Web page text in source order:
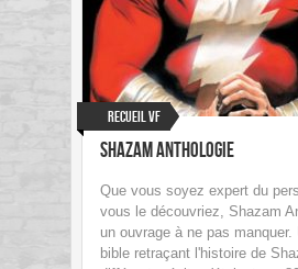
Recueil VF
Shazam Anthologie
Que vous soyez expert du
vous le découvriez, Shazam
un ouvrage à ne pas manquer.
bible retraçant l'histoire de